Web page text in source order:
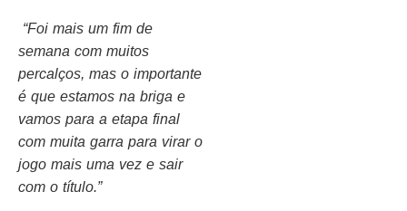
“Foi mais um fim de
semana com muitos
percalços, mas o importante
é que estamos na briga e
vamos para a etapa final
com muita garra para virar o
jogo mais uma vez e sair
com o título.”